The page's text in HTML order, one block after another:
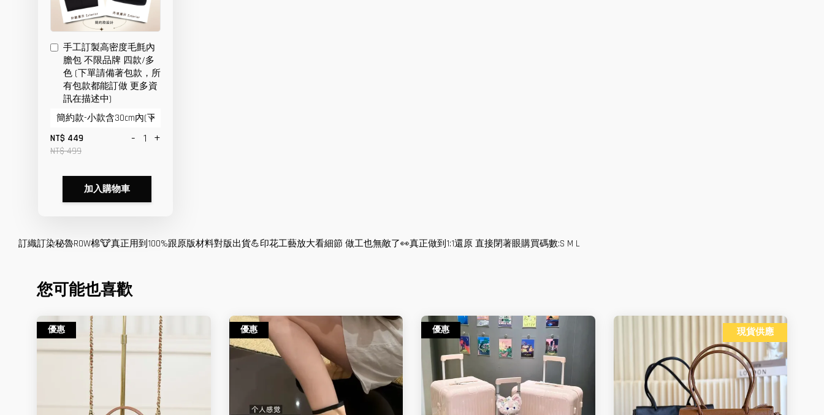
手工訂製高密度毛氈內
膽包 不限品牌 四款/多
色 (下單請備著包款，所
有包款都能訂做 更多資
訊在描述中)
NT$ 449
NT$ 499
- +
加入購物車
訂織訂染秘魯ROW棉🐮真正用到100%跟原版材料對版出貨💪印花工藝放大看細節 做工也無敵了👀真正做到1:1還原 直接閉著眼購買碼數:S M L
您可能也喜歡
優惠 優惠 優惠 現貨供應